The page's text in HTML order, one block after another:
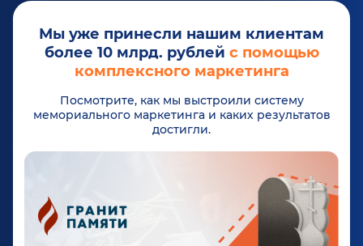
Мы уже принесли нашим клиентам
более 10 млрд. рублей с помощью
комплексного маркетинга
Посмотрите, как мы выстроили систему
мемориального маркетинга и каких результатов
достигли.